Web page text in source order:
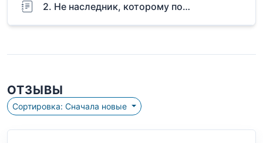
2. Не наследник, которому по…
ОТЗЫВЫ
Сортировка: Сначала новые